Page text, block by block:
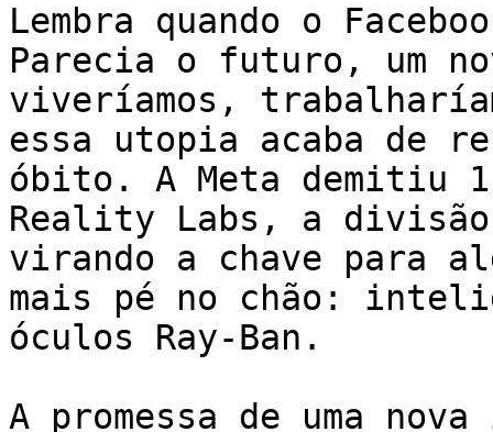
Lembra quando o
Parecia o futuro, um
viveríamos,
essa utopia acaba de
óbito. A Meta demitiu
Reality Labs, a
virando a chave para
mais pé no chão:
óculos Ray-Ban.
A promessa de uma